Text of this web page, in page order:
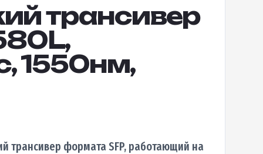
трансивер
1550нм,
трансивер формата SFP, работающий на